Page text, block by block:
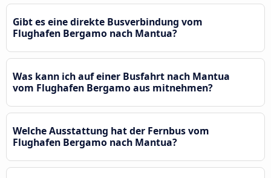
Gibt es eine direkte Busverbindung vom
Flughafen Bergamo nach Mantua?
Was kann ich auf einer Busfahrt nach Mantua
vom Flughafen Bergamo aus mitnehmen?
Welche Ausstattung hat der Fernbus vom
Flughafen Bergamo nach Mantua?